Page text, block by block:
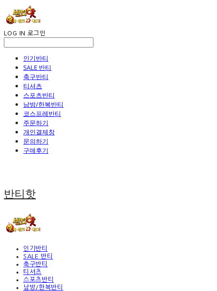
LOG IN 로그인
인기반티
SALE 반티
축구반티
티셔츠
스포츠반티
남방/한복반티
코스프레반티
주문하기
개인결제창
문의하기
구매후기
반티핫
인기반티
SALE 반티
축구반티
티셔츠
스포츠반티
남방/한복반티